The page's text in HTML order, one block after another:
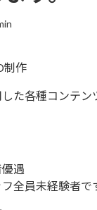
制作
た各種コンテ
遇
全員未経験者で